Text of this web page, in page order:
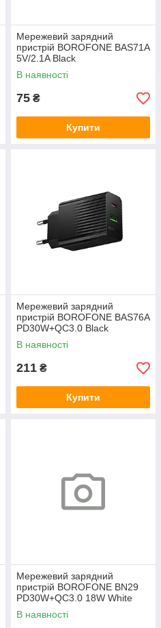
Мережевий зарядний
пристрій BOROFONE BAS71A
5V/2.1A Black
В наявності
75 ₴
Купити
Мережевий зарядний
пристрій BOROFONE BAS76A
PD30W+QC3.0 Black
В наявності
211 ₴
Купити
Мережевий зарядний
пристрій BOROFONE BN29
PD30W+QC3.0 18W White
В наявності